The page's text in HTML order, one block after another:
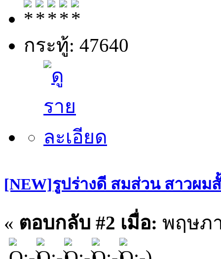
กระทู้: 47640
[NEW]รูปร่างดี สมส่วน สาวผม
« ตอบกลับ #2 เมื่อ: พฤษภ